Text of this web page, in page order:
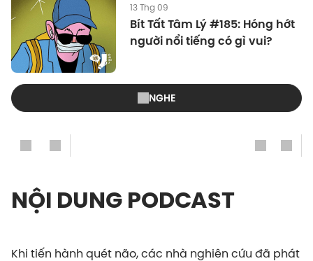
13 Thg 09
Bít Tất Tâm Lý #185: Hóng hớt
người nổi tiếng có gì vui?
NGHE
NỘI DUNG PODCAST
Khi tiến hành quét não, các nhà nghiên cứu đã phát